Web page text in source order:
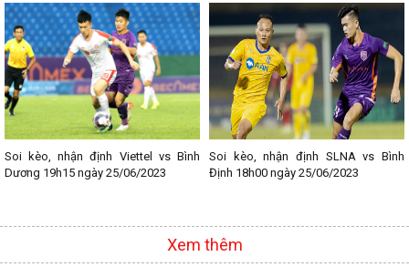
Soi kèo, nhận định Viettel vs Bình
Dương 19h15 ngày 25/06/2023
Soi kèo, nhận định SLNA vs Bình
Định 18h00 ngày 25/06/2023
Xem thêm